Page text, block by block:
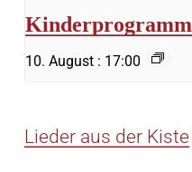
Kinderprogramm
10. August : 17:00
Lieder aus der Kiste